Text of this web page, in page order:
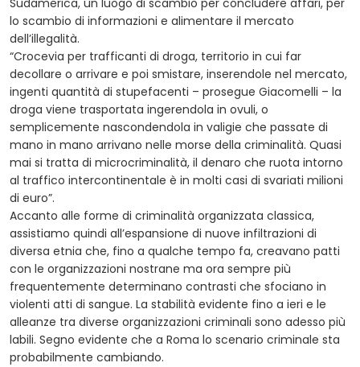
Sudamerica, un luogo di scambio per concludere affari, per
lo scambio di informazioni e alimentare il mercato
dell’illegalità.
“Crocevia per trafficanti di droga, territorio in cui far
decollare o arrivare e poi smistare, inserendole nel mercato,
ingenti quantità di stupefacenti – prosegue Giacomelli – la
droga viene trasportata ingerendola in ovuli, o
semplicemente nascondendola in valigie che passate di
mano in mano arrivano nelle morse della criminalità. Quasi
mai si tratta di microcriminalità, il denaro che ruota intorno
al traffico intercontinentale è in molti casi di svariati milioni
di euro”.
Accanto alle forme di criminalità organizzata classica,
assistiamo quindi all’espansione di nuove infiltrazioni di
diversa etnia che, fino a qualche tempo fa, creavano patti
con le organizzazioni nostrane ma ora sempre più
frequentemente determinano contrasti che sfociano in
violenti atti di sangue. La stabilità evidente fino a ieri e le
alleanze tra diverse organizzazioni criminali sono adesso più
labili. Segno evidente che a Roma lo scenario criminale sta
probabilmente cambiando.